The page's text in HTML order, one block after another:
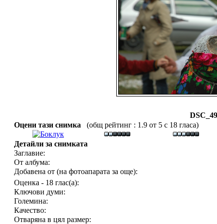
Оцени тази снимка
(общ рейтинг : 1.9 от 5 с 18 гласа)
Детайли за снимката
Заглавие:
От албума:
Добавена от (на фотоапарата за още):
Оценка - 18 глас(а):
Ключови думи:
Големина:
Качество:
Отваряна в цял размер: